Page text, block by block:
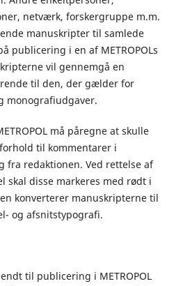
netværk, forskergruppe m.m.
manuskripter til samlede
publicering i en af METROPOLs
vil gennemgå en
til den, der gælder for
monografiudgaver.
må påregne at skulle
til kommentarer i
fra redaktionen. Ved rettelse af
skal disse markeres med rødt i
konverterer manuskripterne til
og afsnitstypografi.
til publicering i METROPOL